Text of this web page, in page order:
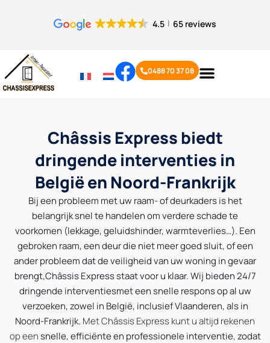
4.5 65 reviews
0488 70 37 08
Châssis Express biedt
dringende interventies in
België en Noord-Frankrijk
Bij een probleem met uw raam- of deurkaders is het
belangrijk snel te handelen om verdere schade te
voorkomen (lekkage, geluidshinder, warmteverlies…). Een
gebroken raam, een deur die niet meer goed sluit, of een
ander probleem datde veiligheid van uw woning in gevaar
brengt,Châssis Express staat voor u klaar.Wij bieden 24/7
dringende interventiesmet een snelle respons op al uw
verzoeken, zowel in België, inclusief Vlaanderen, als in
Noord-Frankrijk. Met Châssis Express kunt u altijd rekenen
op eensnelle, efficiënte en professionele interventie, zodat